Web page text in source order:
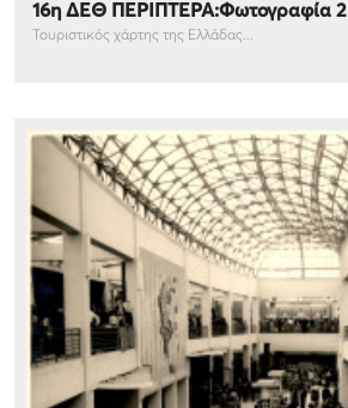
16η ΔΕΘ ΠΕΡΙΠΤΕΡΑ:Φωτογραφία 2
Τουριστικός χάρτης της Ελλάδας...